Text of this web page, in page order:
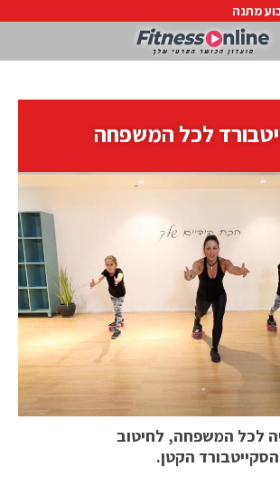
מתנה
לכל המשפחה
לכל המשפחה, לחיטוב
הקטן.